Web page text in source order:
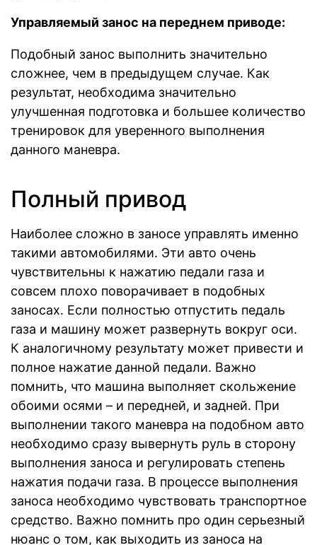
Управляемый занос на переднем приводе:
Подобный занос выполнить значительно
сложнее, чем в предыдущем случае. Как
результат, необходима значительно
улучшенная подготовка и большее количество
тренировок для уверенного выполнения
данного маневра.
Полный привод
Наиболее сложно в заносе управлять именно
такими автомобилями. Эти авто очень
чувствительны к нажатию педали газа и
совсем плохо поворачивает в подобных
заносах. Если полностью отпустить педаль
газа и машину может развернуть вокруг оси.
К аналогичному результату может привести и
полное нажатие данной педали. Важно
помнить, что машина выполняет скольжение
обоими осями – и передней, и задней. При
выполнении такого маневра на подобном авто
необходимо сразу вывернуть руль в сторону
выполнения заноса и регулировать степень
нажатия подачи газа. В процессе выполнения
заноса необходимо чувствовать транспортное
средство. Важно помнить про один серьезный
нюанс о том, как выходить из заноса на